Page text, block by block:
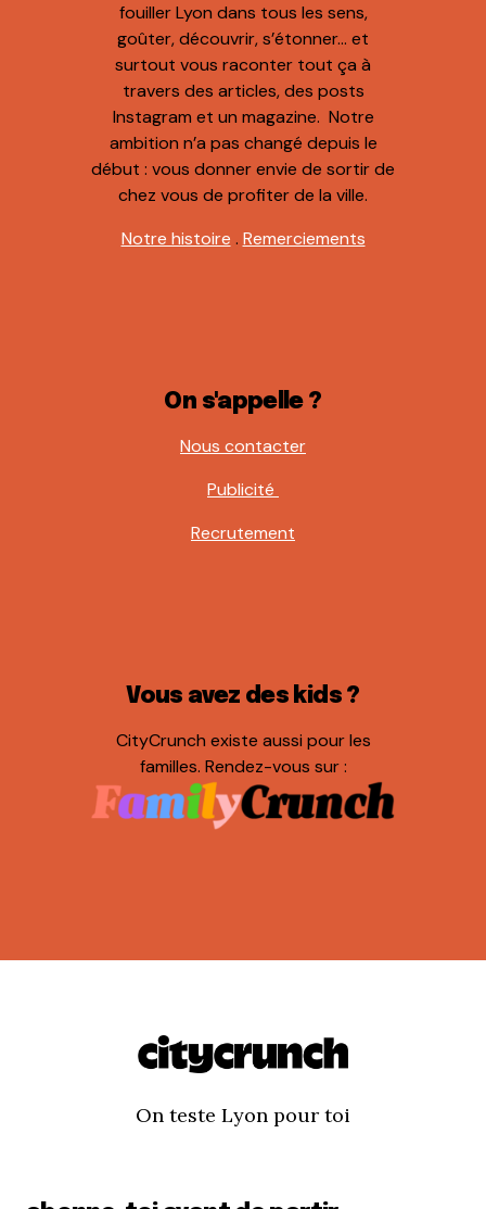
fouiller Lyon dans tous les sens,
goûter, découvrir, s’étonner… et
surtout vous raconter tout ça à
travers des articles, des posts
Instagram et un magazine. Notre
ambition n’a pas changé depuis le
début : vous donner envie de sortir de
chez vous de profiter de la ville.
Notre histoire . Remerciements
On s'appelle ?
Nous contacter
Publicité
Recrutement
Vous avez des kids ?
CityCrunch existe aussi pour les
familles. Rendez-vous sur :
On teste Lyon pour toi